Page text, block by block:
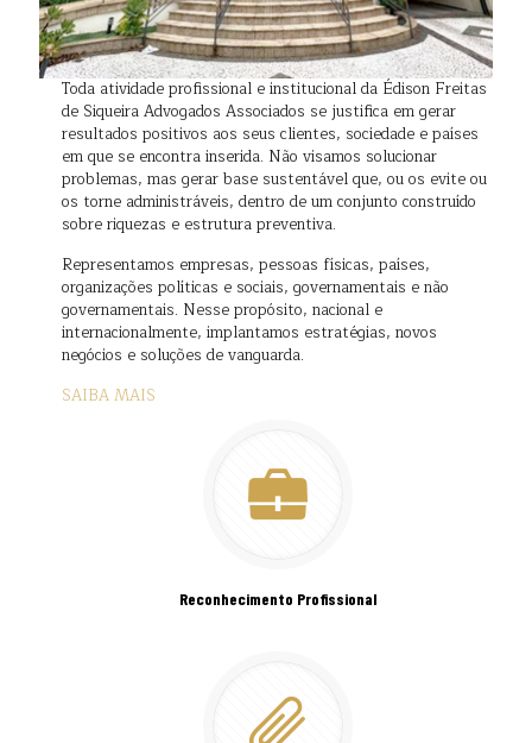
Toda atividade profissional e institucional da Édison Freitas
de Siqueira Advogados Associados se justifica em gerar
resultados positivos aos seus clientes, sociedade e países
em que se encontra inserida. Não visamos solucionar
problemas, mas gerar base sustentável que, ou os evite ou
os torne administráveis, dentro de um conjunto construído
sobre riquezas e estrutura preventiva.
Representamos empresas, pessoas físicas, países,
organizações políticas e sociais, governamentais e não
governamentais. Nesse propósito, nacional e
internacionalmente, implantamos estratégias, novos
negócios e soluções de vanguarda.
SAIBA MAIS
Reconhecimento Profissional